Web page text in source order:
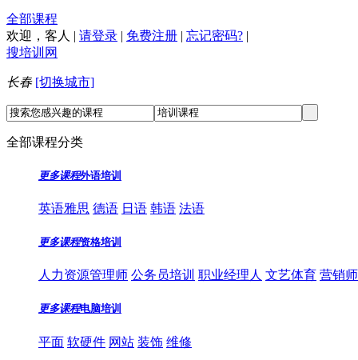
全部课程
欢迎， 客人 | 请登录 | 免费注册 | 忘记密码? |
搜培训网
长春 [切换城市]
全部课程分类
更多课程外语培训
英语雅思 德语 日语 韩语 法语
更多课程资格培训
人力资源管理师 公务员培训 职业经理人 文艺体育 营销
更多课程电脑培训
平面 软硬件 网站 装饰 维修